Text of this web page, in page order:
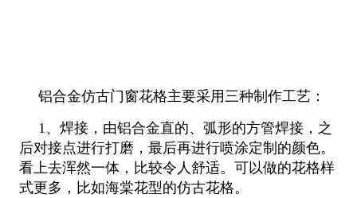
铝合金仿古门窗花格主要采用三种制作工艺：
1、焊接，由铝合金直的、弧形的方管焊接，之
后对接点进行打磨，最后再进行喷涂定制的颜色。
看上去浑然一体，比较令人舒适。可以做的花格样
式更多，比如海棠花型的仿古花格。